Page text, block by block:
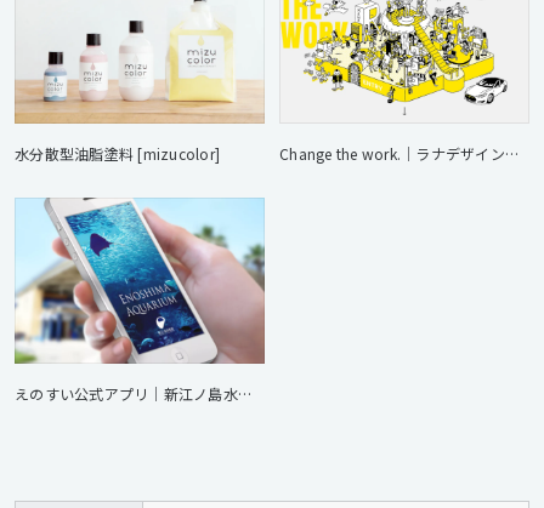
水分散型油脂塗料 [mizucolor] Change the work.｜ラナデザインアソシエイツ
えのすい公式アプリ｜新江ノ島水族館